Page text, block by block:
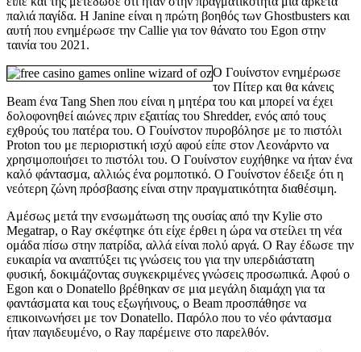
παλιά παγίδα. Η Janine είναι η πρώτη βοηθός των Ghostbusters και
αυτή που ενημέρωσε την Callie για τον θάνατο του Egon στην
ταινία του 2021.
Ο Γουίνστον ενημέρωσε
τον Πίτερ και θα κάνεις
Beam ένα Tang Shen που είναι η μητέρα του και μπορεί να έχει
δολοφονηθεί αιώνες πριν εξαιτίας του Shredder, ενός από τους
εχθρούς του πατέρα του. Ο Γουίνστον πυροβόλησε με το πιστόλι
Proton του με περιοριστική ισχύ αφού είπε στον Λεονάρντο να
χρησιμοποιήσει το πιστόλι του. Ο Γουίνστον ευχήθηκε να ήταν ένα
καλό φάντασμα, αλλιώς ένα ρομποτικό. Ο Γουίνστον έδειξε ότι η
νεότερη ζώνη πρόσβασης είναι στην πραγματικότητα διαθέσιμη.
Αμέσως μετά την ενσωμάτωση της ουσίας από την Kylie στο
Megatrap, ο Ray σκέφτηκε ότι είχε έρθει η ώρα να στείλει τη νέα
ομάδα πίσω στην πατρίδα, αλλά είναι πολύ αργά. Ο Ray έδωσε την
ευκαιρία να αναπτύξει τις γνώσεις του για την υπερδιάστατη
φυσική, δοκιμάζοντας συγκεκριμένες γνώσεις προσωπικά. Αφού ο
Egon και ο Donatello βρέθηκαν σε μια μεγάλη διαμάχη για τα
φαντάσματα και τους εξωγήινους, ο Beam προσπάθησε να
επικοινωνήσει με τον Donatello. Παρόλο που το νέο φάντασμα
ήταν παγιδευμένο, ο Ray παρέμεινε στο παρελθόν.